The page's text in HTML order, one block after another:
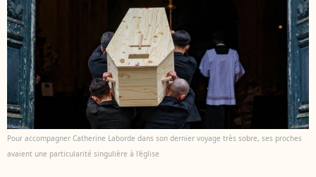
Pour accompagner Catherine Laborde dans son dernier voyage très sobre, ses proches
avaient une particularité singulière à l'église